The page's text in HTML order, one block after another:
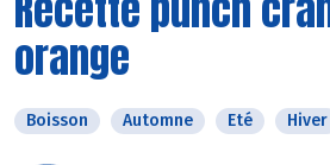
orange
Boisson Automne Eté Hiver